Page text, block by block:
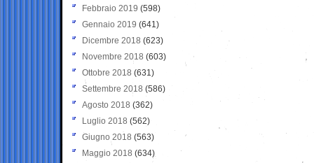
Febbraio 2019 (598)
Gennaio 2019 (641)
Dicembre 2018 (623)
Novembre 2018 (603)
Ottobre 2018 (631)
Settembre 2018 (586)
Agosto 2018 (362)
Luglio 2018 (562)
Giugno 2018 (563)
Maggio 2018 (634)